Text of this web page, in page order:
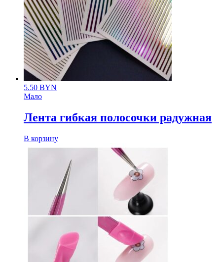
5.50 BYN
Мало
Лента гибкая полосочки радужная
В корзину